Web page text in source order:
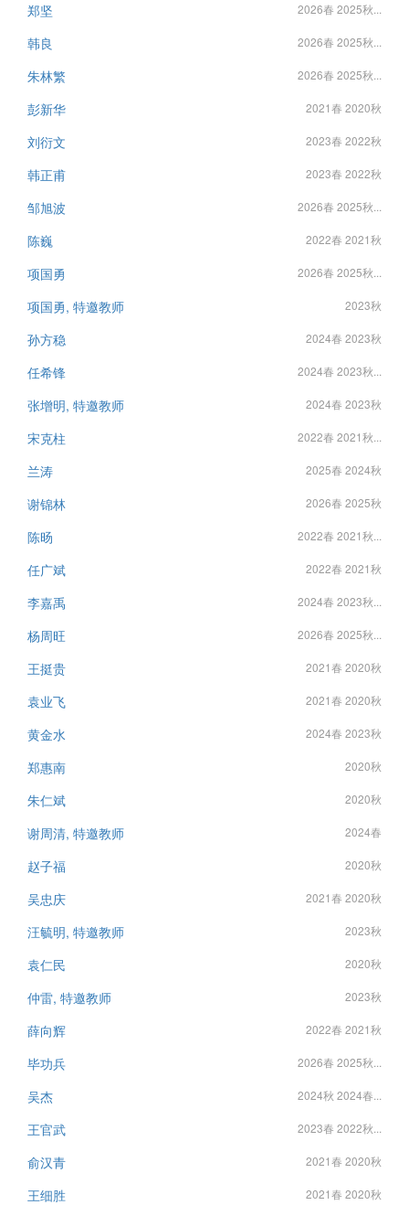
郑坚 2026春 2025秋...
韩良 2026春 2025秋...
朱林繁 2026春 2025秋...
彭新华 2021春 2020秋
刘衍文 2023春 2022秋
韩正甫 2023春 2022秋
邹旭波 2026春 2025秋...
陈巍 2022春 2021秋
项国勇 2026春 2025秋...
项国勇, 特邀教师 2023秋
孙方稳 2024春 2023秋
任希锋 2024春 2023秋...
张增明, 特邀教师 2024春 2023秋
宋克柱 2022春 2021秋...
兰涛 2025春 2024秋
谢锦林 2026春 2025秋
陈旸 2022春 2021秋...
任广斌 2022春 2021秋
李嘉禹 2024春 2023秋...
杨周旺 2026春 2025秋...
王挺贵 2021春 2020秋
袁业飞 2021春 2020秋
黄金水 2024春 2023秋
郑惠南 2020秋
朱仁斌 2020秋
谢周清, 特邀教师 2024春
赵子福 2020秋
吴忠庆 2021春 2020秋
汪毓明, 特邀教师 2023秋
袁仁民 2020秋
仲雷, 特邀教师 2023秋
薛向辉 2022春 2021秋
毕功兵 2026春 2025秋...
吴杰 2024秋 2024春...
王官武 2023春 2022秋...
俞汉青 2021春 2020秋
王细胜 2021春 2020秋